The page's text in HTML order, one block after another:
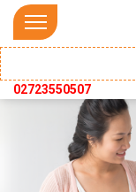
02723550507